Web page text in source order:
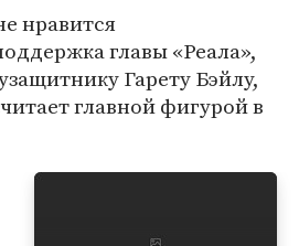
нравится
главы «Реала»,
Гарету Бэйлу,
главной фигурой в